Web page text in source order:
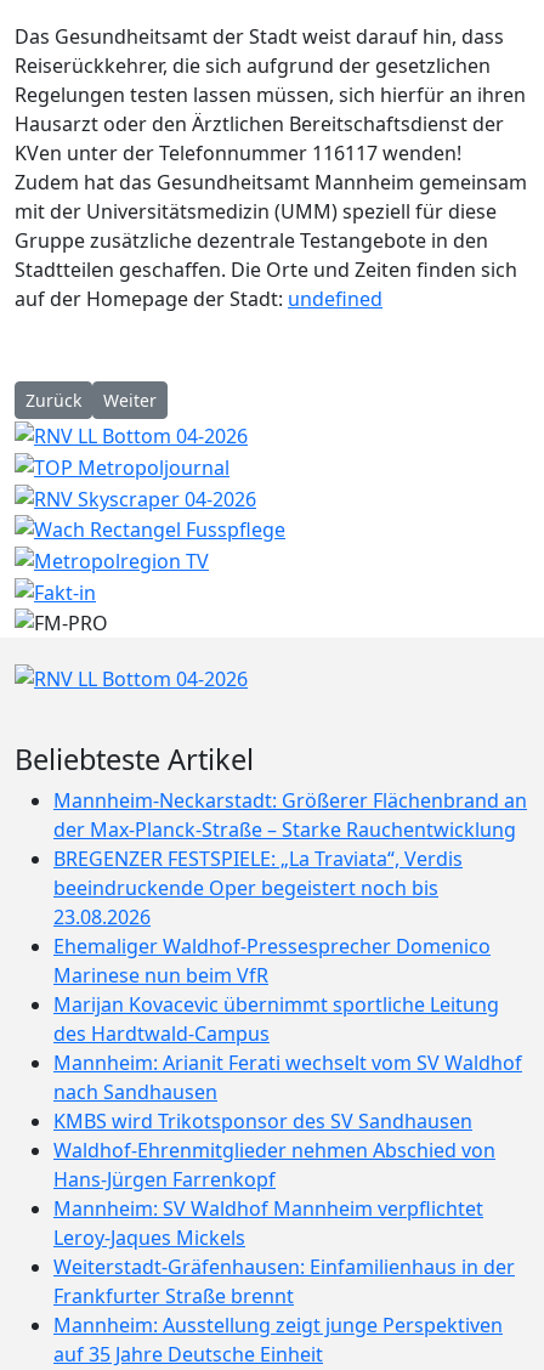
Das Gesundheitsamt der Stadt weist darauf hin, dass
Reiserückkehrer, die sich aufgrund der gesetzlichen
Regelungen testen lassen müssen, sich hierfür an ihren
Hausarzt oder den Ärztlichen Bereitschaftsdienst der
KVen unter der Telefonnummer 116117 wenden!
Zudem hat das Gesundheitsamt Mannheim gemeinsam
mit der Universitätsmedizin (UMM) speziell für diese
Gruppe zusätzliche dezentrale Testangebote in den
Stadtteilen geschaffen. Die Orte und Zeiten finden sich
auf der Homepage der Stadt: undefined
Vorheriger Beitrag: 193. Aktuelle Meldung zu Corona in
Zurück Nächster Beitrag: „Fun & Food“ am Samstag, den
Weiter
Beliebteste Artikel
Mannheim-Neckarstadt: Größerer Flächenbrand an
der Max-Planck-Straße – Starke Rauchentwicklung
BREGENZER FESTSPIELE: „La Traviata“, Verdis
beeindruckende Oper begeistert noch bis
23.08.2026
Ehemaliger Waldhof-Pressesprecher Domenico
Marinese nun beim VfR
Marijan Kovacevic übernimmt sportliche Leitung
des Hardtwald-Campus
Mannheim: Arianit Ferati wechselt vom SV Waldhof
nach Sandhausen
KMBS wird Trikotsponsor des SV Sandhausen
Waldhof-Ehrenmitglieder nehmen Abschied von
Hans-Jürgen Farrenkopf
Mannheim: SV Waldhof Mannheim verpflichtet
Leroy-Jaques Mickels
Weiterstadt-Gräfenhausen: Einfamilienhaus in der
Frankfurter Straße brennt
Mannheim: Ausstellung zeigt junge Perspektiven
auf 35 Jahre Deutsche Einheit